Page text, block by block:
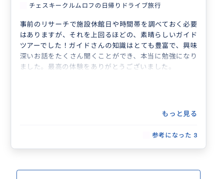
チェスキークルムロフの日帰りドライブ旅行
事前のリサーチで施設休館日や時間帯を調べておく必要
はありますが、それを上回るほどの、素晴らしいガイド
ツアーでした！ガイドさんの知識はとても豊富で、興味
深いお話をたくさん聞くことができ、本当に勉強になり
ました。最高の体験をありがとうございました。
もっと見る
参考になった 3